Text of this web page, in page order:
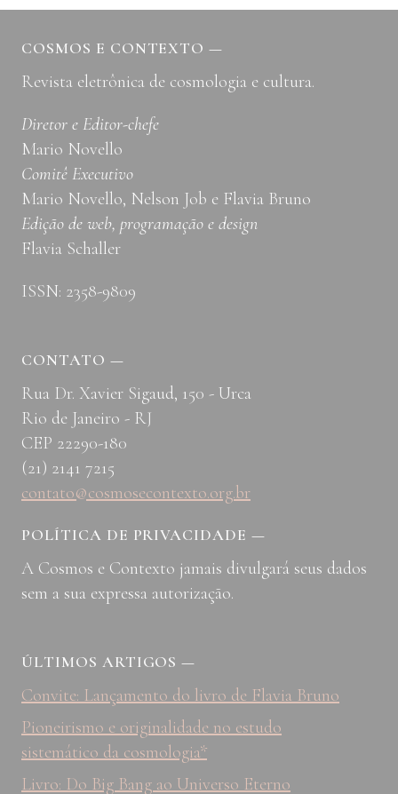
COSMOS E CONTEXTO—
Revista eletrônica de cosmologia e cultura.
Diretor e Editor-chefe
Mario Novello
Comitê Executivo
Mario Novello, Nelson Job e Flavia Bruno
Edição de web, programação e design
Flavia Schaller
ISSN: 2358-9809
CONTATO —
Rua Dr. Xavier Sigaud, 150 - Urca
Rio de Janeiro - RJ
CEP 22290-180
(21) 2141 7215
contato@cosmosecontexto.org.br
POLÍTICA DE PRIVACIDADE—
A Cosmos e Contexto jamais divulgará seus dados
sem a sua expressa autorização.
ÚLTIMOS ARTIGOS—
Convite: Lançamento do livro de Flavia Bruno
Pioneirismo e originalidade no estudo
sistemático da cosmologia*
Livro: Do Big Bang ao Universo Eterno